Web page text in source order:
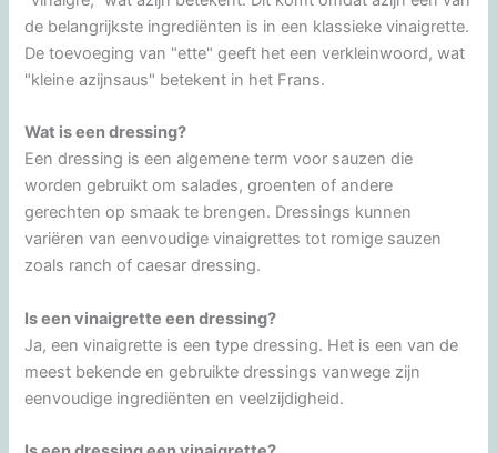
de belangrijkste ingrediënten is in een klassieke vinaigrette.
De toevoeging van "ette" geeft het een verkleinwoord, wat
"kleine azijnsaus" betekent in het Frans.
Wat is een dressing?
Een dressing is een algemene term voor sauzen die
worden gebruikt om salades, groenten of andere
gerechten op smaak te brengen. Dressings kunnen
variëren van eenvoudige vinaigrettes tot romige sauzen
zoals ranch of caesar dressing.
Is een vinaigrette een dressing?
Ja, een vinaigrette is een type dressing. Het is een van de
meest bekende en gebruikte dressings vanwege zijn
eenvoudige ingrediënten en veelzijdigheid.